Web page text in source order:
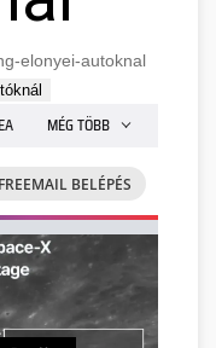
elonyei-autoknal